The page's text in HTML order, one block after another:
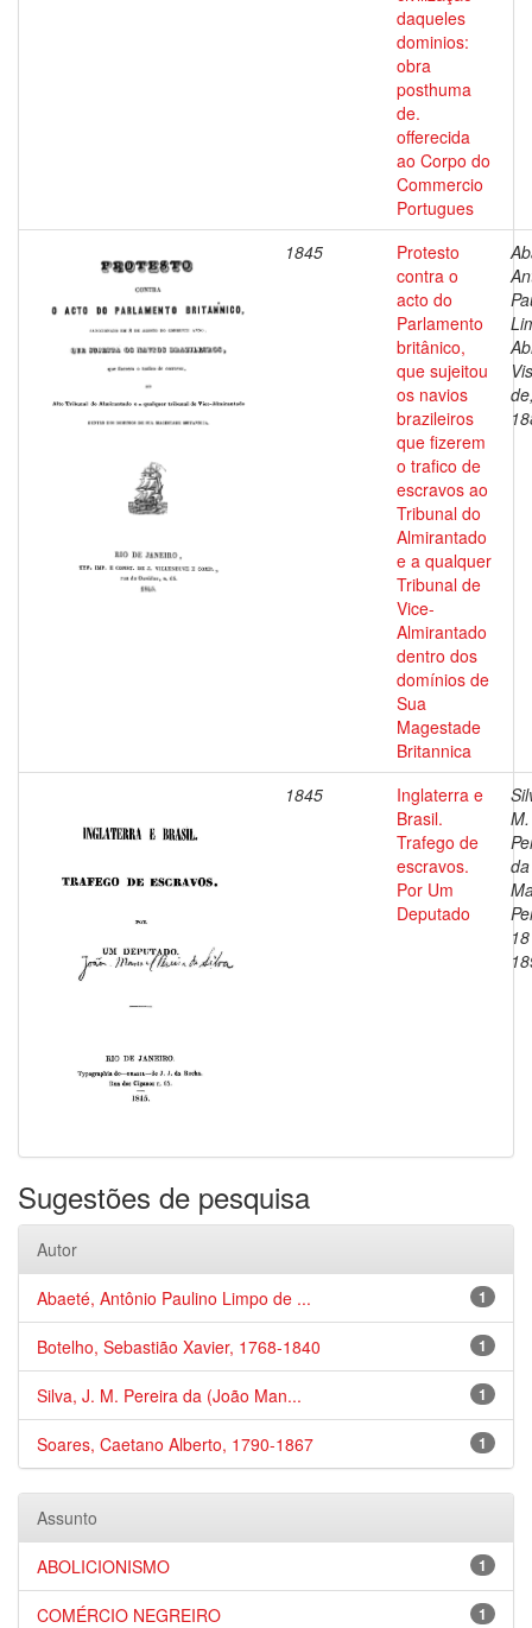
daqueles
dominios:
obra
posthuma
de.
offerecida
ao Corpo do
Commercio
Portugues
1845
Protesto
contra o
acto do
Parlamento
britânico,
que sujeitou
os navios
brazileiros
que fizerem
o trafico de
escravos ao
Tribunal do
Almirantado
e a qualquer
Tribunal de
Vice-
Almirantado
dentro dos
domínios de
Sua
Magestade
Britannica
1845
Inglaterra e
Brasil.
Trafego de
escravos.
Por Um
Deputado
M.
Sugestões de pesquisa
Autor
1
Abaeté, Antônio Paulino Limpo de ...
1
Botelho, Sebastião Xavier, 1768-1840
1
Silva, J. M. Pereira da (João Man...
1
Soares, Caetano Alberto, 1790-1867
Assunto
1
ABOLICIONISMO
1
COMÉRCIO NEGREIRO